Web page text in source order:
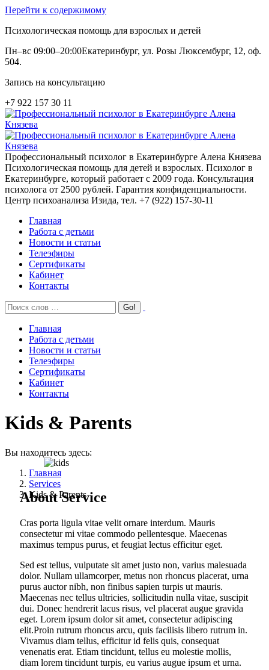
Перейти к содержимому
Психологическая помощь для взрослых и детей
Пн–вс 09:00–20:00Екатеринбург, ул. Розы Люксембург, 12, оф.
504.
Запись на консультацию
+7 922 157 30 11
Профессиональный психолог в Екатеринбурге Алена Князева
Психологическая помощь для детей и взрослых. Психолог в
Екатеринбурге, который работает с 2009 года. Консультация
психолога от 2500 рублей. Гарантия конфиденциальности.
Центр психоанализа Изида, тел. +7 (922) 157-30-11
Главная
Работа с детьми
Новости и статьи
Телеэфиры
Сертификаты
Кабинет
Контакты
Главная
Работа с детьми
Новости и статьи
Телеэфиры
Сертификаты
Кабинет
Контакты
Kids & Parents
Вы находитесь здесь:
Главная
Services
Kids & Parents
About Service
Cras porta ligula vitae velit ornare interdum. Mauris
consectetur mi vitae commodo pellentesque. Maecenas
maximus tempus purus, et feugiat lectus efficitur eget.
Sed est tellus, vulputate sit amet justo non, varius malesuada
dolor. Nullam ullamcorper, metus non rhoncus placerat, urna
purus auctor nibh, non finibus sapien turpis ut mauris.
Maecenas nec tellus ultricies, sollicitudin nulla vitae, suscipit
dui. Donec hendrerit lacus risus, vel placerat augue gravida
eget. Lorem ipsum dolor sit amet, consectetur adipiscing
elit.Proin rutrum rhoncus arcu, quis facilisis libero rutrum in.
Vivamus diam tellus, efficitur id felis quis, consequat
venenatis erat. Etiam tincidunt, tellus eu molestie mollis,
diam lorem tincidunt turpis, eu varius augue ipsum et urna.